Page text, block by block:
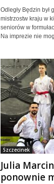
Odległy Będzin był
mistrzostw kraju w
seniorów w
Na imprezie nie
Szczecinek
Julia
ponownie